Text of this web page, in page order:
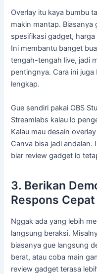
Overlay itu kaya bumbu
makin mantap. Biasanya
spesifikasi gadget,
Ini membantu banget
tengah-tengah live, jadi
pentingnya. Cara ini
lengkap.
Gue sendiri pakai OBS
Streamlabs kalau lo
Kalau mau desain
Canva bisa jadi andalan.
biar review gadget lo
3. Berikan
Respons Cepat
Nggak ada yang lebih
langsung beraksi.
biasanya gue langsung
berat, atau coba main
review gadget terasa